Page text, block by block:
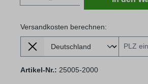
Versandkosten berechnen:
Lieferland
Versandkosten berechnen:
Artikel-Nr.: 25005-2000